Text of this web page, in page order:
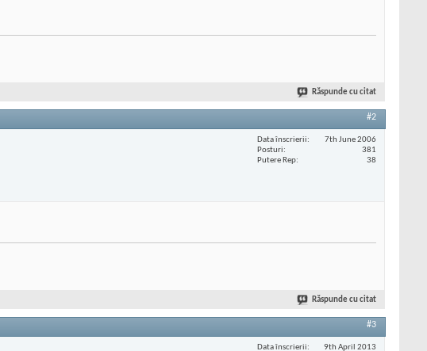
Răspunde cu citat
#2
Data înscrierii
7th June 2006
Posturi
381
Putere Rep
38
Răspunde cu citat
#3
Data înscrierii
9th April 2013